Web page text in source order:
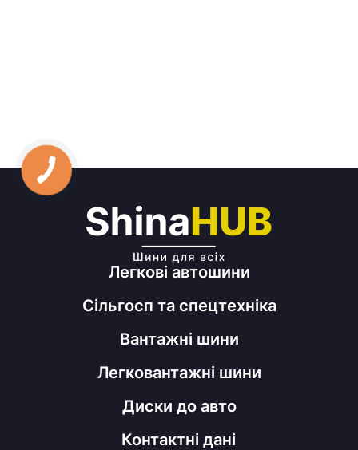
Легкові автошини
Сільгосп та спецтехніка
Вантажні шини
Легковантажні шини
Диски до авто
Контактні дані